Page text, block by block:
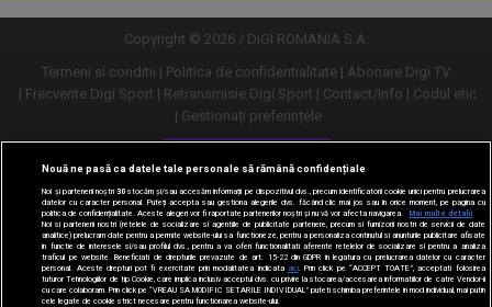
Copyright © 2026 / DIGI ROMANIA S.A.
Termeni si conditii
Politica de confidentialitate
Abonare Digi TV
Frecvente Digi Sport
Retransmisie Digi Sport Contact/Info
Codul etic
Gestionați preferințele
Versiune desktop
Nouă ne pasă ca datele tale personale să rămână confidențiale
Noi și partenerii noștri30stocăm și/sau accesăm informații pe dispozitivul dvs., precum identificatorii cookie unici pentru prelucrarea
datelor cu caracter personal. Puteți accepta sau gestiona alegerile dvs. făcând clic mai jos sau în orice moment, pe pagina cu
politica de confidențialitate. Aceste alegeri vor fi raportate partenerilor noștri și nu vă vor afecta navigarea.
Mai multe detalii
Noi si partenerii nostri (retelele de socializare si agentiile de publicitate partenere, precum si furnizorii nostri de servicii de date
analitice) prelucram date pentru a permite website-ului sa functioneze, pentru a personaliza continutul si anunturile publicitare afisate
in functie de interesele si/sau profilul dvs., pentru a va oferi functionalitati aferente retelelor de socializare si pentru a analiza
traficul pe website. Beneficiati de drepturile prevazute de art. 15-22 din GDPR in legatura cu prelucrarea datelor cu caracter
personal. Aceste drepturi pot fi exercitate prin modalitatea indicata aici. Prin click pe “ACCEPT TOATE”, acceptati folosirea
tuturor Tehnologiilor de tip Cookie, care implica inclusiv acceptul dvs. cu privire la stocarea/accesarea informatiilor de catre Vendor-ii
cu care colaboram. Prin click pe “VREAU SA MODIFIC SETARILE INDIVIDUAL” puteti schimba preferintele in mod individual, mai putin
cele legate de cookie strict necesare pentru functionarea website-ului.